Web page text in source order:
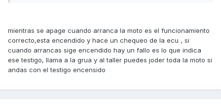
mientras se apage cuando arranca la moto es el funcionamiento
correcto,esta encendido y hace un chequeo de la ecu , si
cuando arrancas sige encendido hay un fallo es lo que indica
ese testigo, llama a la grua y al taller puedes joder toda la moto si
andas con el testigo encensido